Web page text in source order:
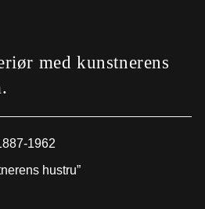
med kunstnerens
1962
hustru”